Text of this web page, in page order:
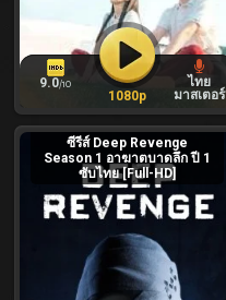
9.0/10
ไทย
มาสเตอร์
1080p
ซีรีส์ Deep Revenge
Season 1 อาฆาตบาดลึก ปี 1
ซับไทย [Full-HD]